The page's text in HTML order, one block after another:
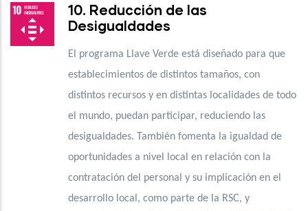
10. Reducción de las
Desigualdades
El programa Llave Verde está diseñado para que
establecimientos de distintos tamaños, con
distintos recursos y en distintas localidades de todo
el mundo, puedan participar, reduciendo las
desigualdades. También fomenta la igualdad de
oportunidades a nivel local en relación con la
contratación del personal y su implicación en el
desarrollo local, como parte de la RSC, y